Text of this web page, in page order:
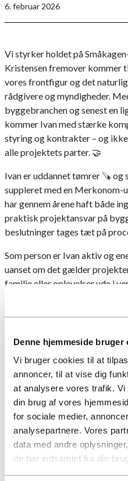
Denne hjemmeside bruger
Vi bruger cookies til at
annoncer, til at vise dig
at analysere vores trafik.
din brug af vores
for sociale medier,
analysepartnere. Vores
data med andre
de har indsamlet fra din
6. februar 2026
Vi styrker holdet på
Kristensen fremover kommer
vores frontfigur og det
rådgivere og myndigheder.
byggebranchen og senest en
kommer Ivan med stærke
styring og kontrakter – og
alle projektets parter. 🤝
Ivan er uddannet tømrer 🪚 og
suppleret med en Merkonom-
har gennem årene haft både
praktisk projektansvar på
beslutninger tages tæt på
Som person er Ivan aktiv og
uanset om det gælder
familie eller oplevelser ude i
badmintonbanen 🏸eller på
Småkagen-projekthold med
Se flere nyheder